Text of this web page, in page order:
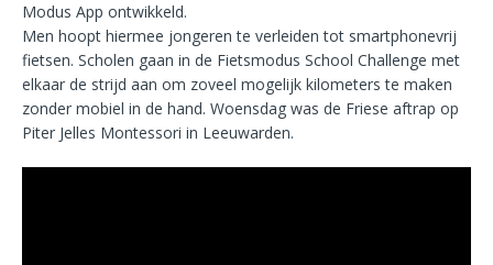
Modus App ontwikkeld.
Men hoopt hiermee jongeren te verleiden tot smartphonevrij
fietsen. Scholen gaan in de Fietsmodus School Challenge met
elkaar de strijd aan om zoveel mogelijk kilometers te maken
zonder mobiel in de hand. Woensdag was de Friese aftrap op
Piter Jelles Montessori in Leeuwarden.